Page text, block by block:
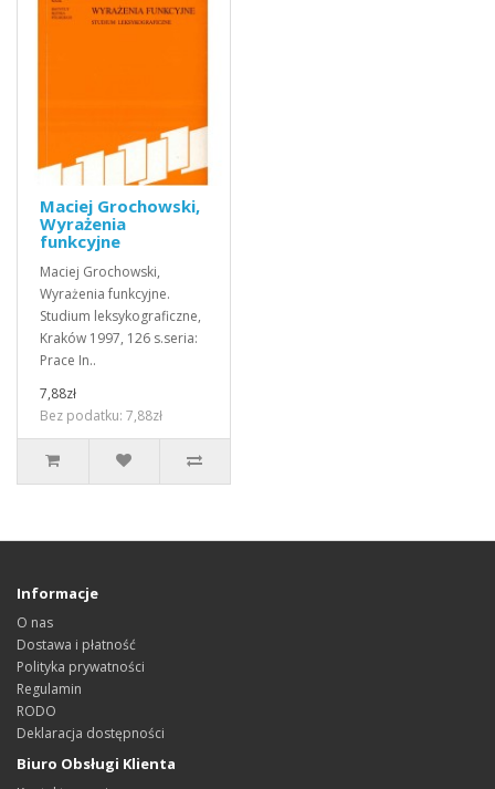
Maciej Grochowski,
Wyrażenia
funkcyjne
Maciej Grochowski,
Wyrażenia funkcyjne.
Studium leksykograficzne,
Kraków 1997, 126 s.seria:
Prace In..
7,88zł
Bez podatku: 7,88zł
Informacje
O nas
Dostawa i płatność
Polityka prywatności
Regulamin
RODO
Deklaracja dostępności
Biuro Obsługi Klienta